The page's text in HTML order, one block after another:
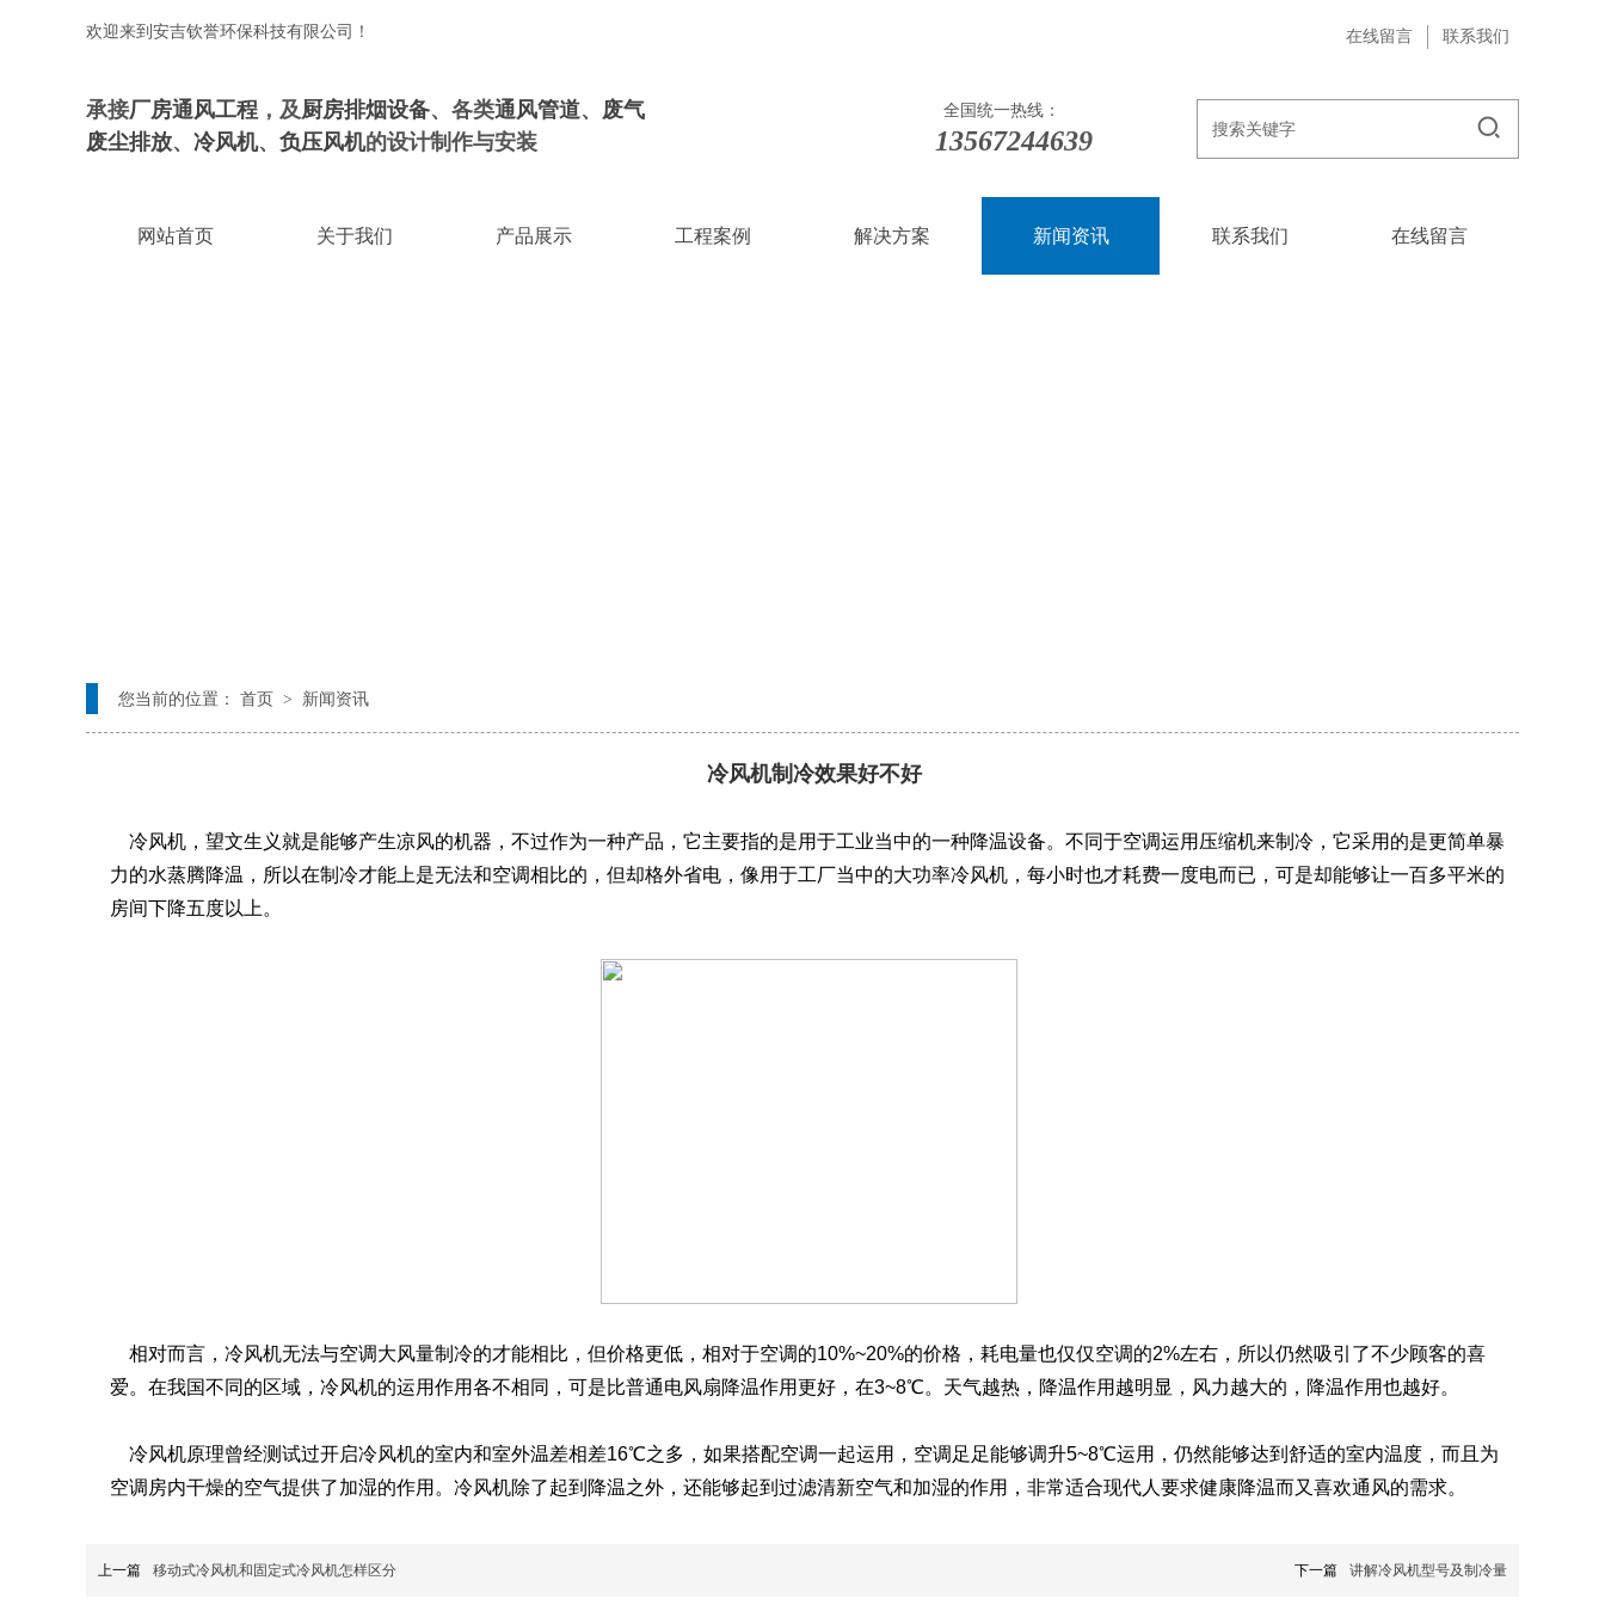
在线留言 联系我们
承接厂房通风工程 ，及厨房排烟设备、各类通风管道、 废气
废尘排放、 冷风机、 负压风机的设计制作与安装
欢迎来到安吉钦誉环保科技有限公司！
全国统一热线：
13567244639
网站首页 关于我们 产品展示 工程案例 解决方案 新闻资讯 联系我们 在线留言
您当前的位置： 首页 > 新闻资讯
冷风机制冷效果好不好
冷风机，望文生义就是能够产生凉风的机器，不过作为一种产品，它主要指的是用于工业当中的一种降温设备。不同于空调运用压缩机来制冷，它采用的是更简单暴
力的水蒸腾降温，所以在制冷才能上是无法和空调相比的，但却格外省电，像用于工厂当中的大功率冷风机，每小时也才耗费一度电而已，可是却能够让一百多平米的
房间下降五度以上。
相对而言，冷风机无法与空调大风量制冷的才能相比，但价格更低，相对于空调的10%~20%的价格，耗电量也仅仅空调的2%左右，所以仍然吸引了不少顾客的喜
爱。在我国不同的区域，冷风机的运用作用各不相同，可是比普通电风扇降温作用更好，在3~8℃。天气越热，降温作用越明显，风力越大的，降温作用也越好。
冷风机原理曾经测试过开启冷风机的室内和室外温差相差16℃之多，如果搭配空调一起运用，空调足足能够调升5~8℃运用，仍然能够达到舒适的室内温度，而且为
空调房内干燥的空气提供了加湿的作用。冷风机除了起到降温之外，还能够起到过滤清新空气和加湿的作用，非常适合现代人要求健康降温而又喜欢通风的需求。
上一篇 移动式冷风机和固定式冷风机怎样区分 下一篇 讲解冷风机型号及制冷量